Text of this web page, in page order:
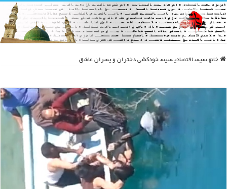
خانه سپس اقتصادی سپس خودکشی دختران و پسران عاشق